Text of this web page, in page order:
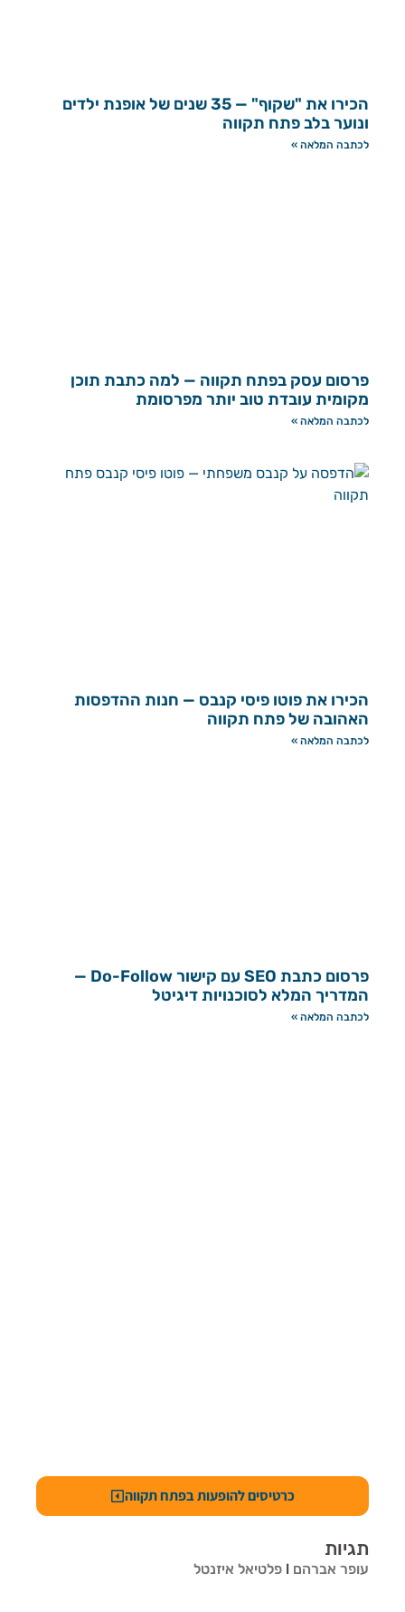
הכירו את "שקוף" — 35 שנים של אופנת ילדים
ונוער בלב פתח תקווה
לכתבה המלאה »
פרסום עסק בפתח תקווה — למה כתבת תוכן
מקומית עובדת טוב יותר מפרסומת
לכתבה המלאה »
הכירו את פוטו פיסי קנבס — חנות ההדפסות
האהובה של פתח תקווה
לכתבה המלאה »
פרסום כתבת SEO עם קישור Do-Follow —
המדריך המלא לסוכנויות דיגיטל
לכתבה המלאה »
כרטיסים להופעות בפתח תקווה
תגיות
עופר אברהם פלטיאל איזנטל